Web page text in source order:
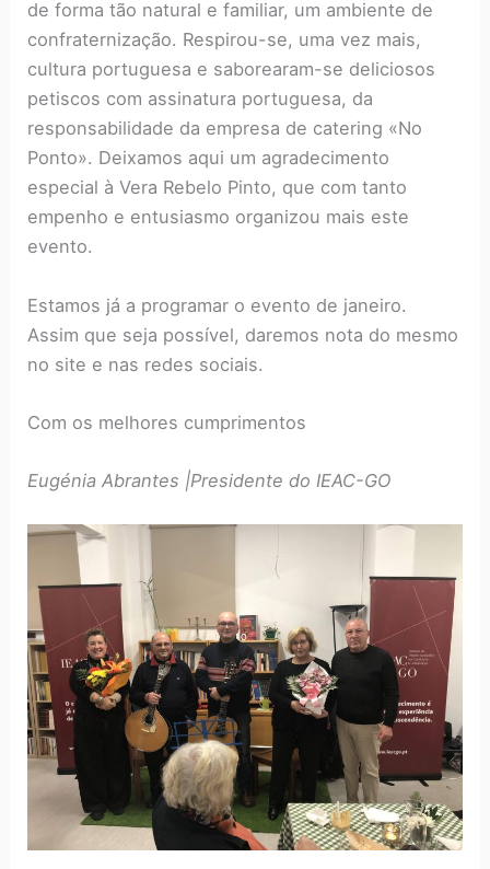
de forma tão natural e familiar, um ambiente de
confraternização. Respirou-se, uma vez mais,
cultura portuguesa e saborearam-se deliciosos
petiscos com assinatura portuguesa, da
responsabilidade da empresa de catering «No
Ponto». Deixamos aqui um agradecimento
especial à Vera Rebelo Pinto, que com tanto
empenho e entusiasmo organizou mais este
evento.
Estamos já a programar o evento de janeiro.
Assim que seja possível, daremos nota do mesmo
no site e nas redes sociais.
Com os melhores cumprimentos
Eugénia Abrantes |Presidente do IEAC-GO